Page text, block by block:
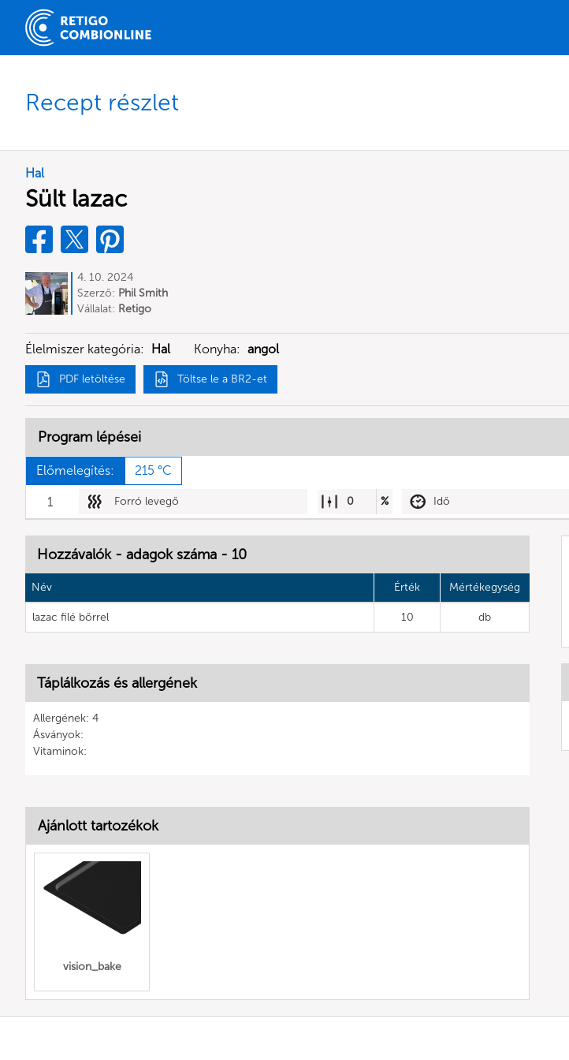
Recept részlet
Hal
Sült lazac
4. 10. 2024
Szerző: Phil Smith
Vállalat: Retigo
Élelmiszer kategória: Hal Konyha: angol
PDF letöltése Töltse le a BR2-et
Program lépései
Előmelegítés: 215 °C
1 Forró levegő 0 % Idő
Hozzávalók - adagok száma - 10
Név Érték Mértékegység
lazac filé bőrrel 10 db
Táplálkozás és allergének
Allergének: 4
Ásványok:
Vitaminok:
Ajánlott tartozékok
vision_bake